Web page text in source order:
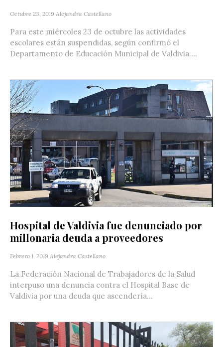
Octubre 23, 2019 Alejandra Castellano
Para este miércoles 23 de octubre las actividades
escolares están suspendidas, según confirmó el
Departamento de Educación Municipal de Valdivia....
Hospital de Valdivia fue denunciado por
millonaria deuda a proveedores
Febrero 1, 2019 Alejandra Castellano
La Federación Nacional de Trabajadores de la Salud
interpuso una denuncia contra el Hospital Base de
Valdivia por una deuda que ascendería...